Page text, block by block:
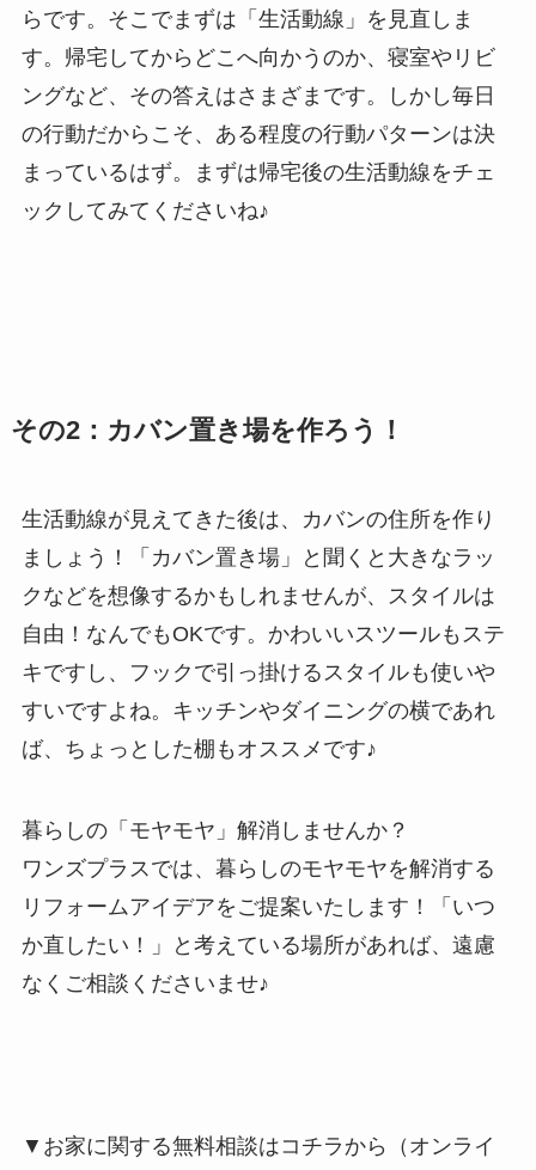
らです。そこでまずは「生活動線」を見直しま
す。帰宅してからどこへ向かうのか、寝室やリビ
ングなど、その答えはさまざまです。しかし毎日
の行動だからこそ、ある程度の行動パターンは決
まっているはず。まずは帰宅後の生活動線をチェ
ックしてみてくださいね♪
その2：カバン置き場を作ろう！
生活動線が見えてきた後は、カバンの住所を作り
ましょう！「カバン置き場」と聞くと大きなラッ
クなどを想像するかもしれませんが、スタイルは
自由！なんでもOKです。かわいいスツールもステ
キですし、フックで引っ掛けるスタイルも使いや
すいですよね。キッチンやダイニングの横であれ
ば、ちょっとした棚もオススメです♪
暮らしの「モヤモヤ」解消しませんか？
ワンズプラスでは、暮らしのモヤモヤを解消する
リフォームアイデアをご提案いたします！「いつ
か直したい！」と考えている場所があれば、遠慮
なくご相談くださいませ♪
▼お家に関する無料相談はコチラから（オンライ